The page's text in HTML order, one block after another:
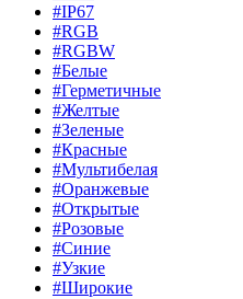
#IP67
#RGB
#RGBW
#Белые
#Герметичные
#Желтые
#Зеленые
#Красные
#Мультибелая
#Оранжевые
#Открытые
#Розовые
#Синие
#Узкие
#Широкие